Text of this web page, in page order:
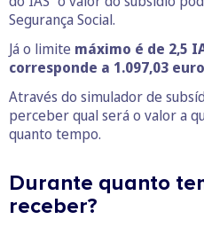
Segurança Social.
Já o limite máximo é de 2,5
corresponde a 1.097,03
Através do simulador de
perceber qual será o valor a
quanto tempo.
Durante quanto
receber?